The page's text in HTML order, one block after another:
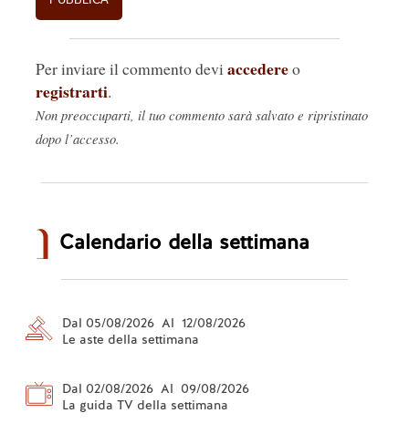
Per inviare il commento devi accedereo
registrarti.
Non preoccuparti, il tuo commento sarà salvato e ripristinato
dopo l’accesso.
Calendario della settimana
Dal 05/08/2026 Al 12/08/2026
Le aste della settimana
Dal 02/08/2026 Al 09/08/2026
La guida TV della settimana